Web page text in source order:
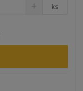
ks